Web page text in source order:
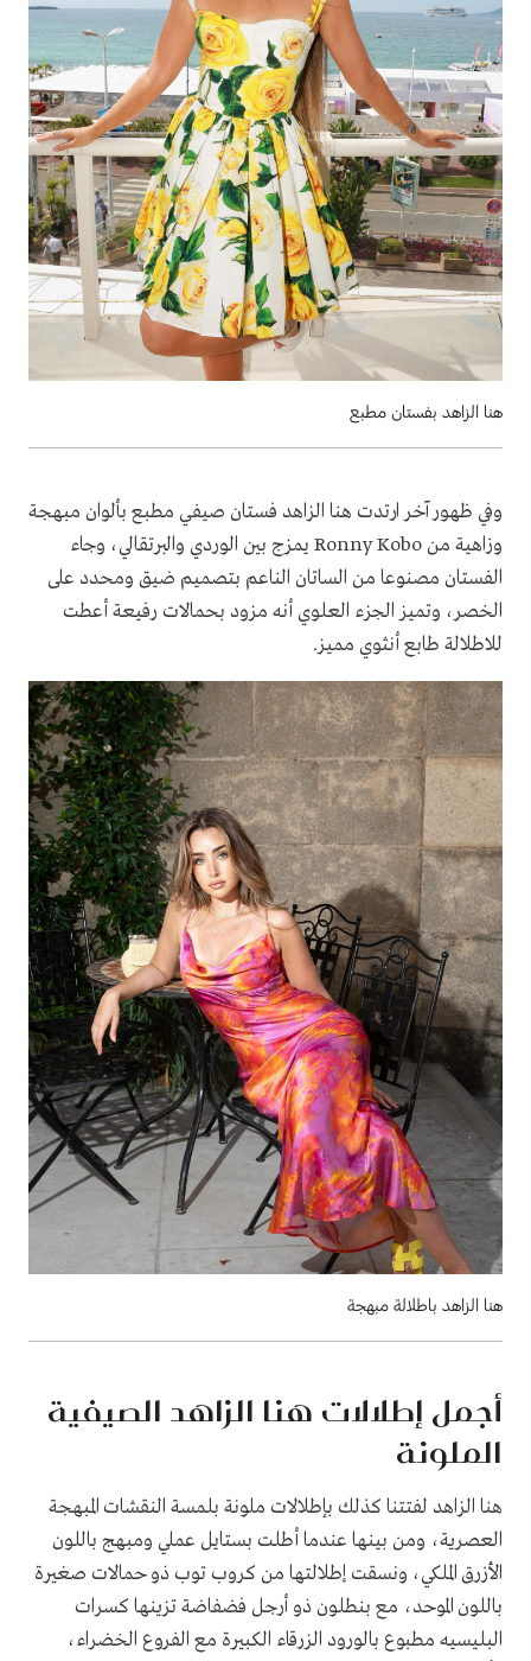
هنا الزاهد بفستان مطبع
وفي ظهور آخر ارتدت هنا الزاهد فستان صيفي مطبع بألوان مبهجة
وزاهية من Ronny Kobo يمزج بين الوردي والبرتقالي، وجاء
الفستان مصنوعا من الساتان الناعم بتصميم ضيق ومحدد على
الخصر، وتميز الجزء العلوي أنه مزود بحمالات رفيعة أعطت
للاطلالة طابع أنثوي مميز.
هنا الزاهد باطلالة مبهجة
أجمل إطلالات هنا الزاهد الصيفية
الملونة
هنا الزاهد لفتتنا كذلك بإطلالات ملونة بلمسة النقشات المبهجة
العصرية، ومن بينها عندما أطلت بستايل عملي ومبهج باللون
الأزرق الملكي، ونسقت إطلالتها من كروب توب ذو حمالات صغيرة
باللون الموحد، مع بنطلون ذو أرجل فضفاضة تزينها كسرات
البليسيه مطبوع بالورود الزرقاء الكبيرة مع الفروع الخضراء،